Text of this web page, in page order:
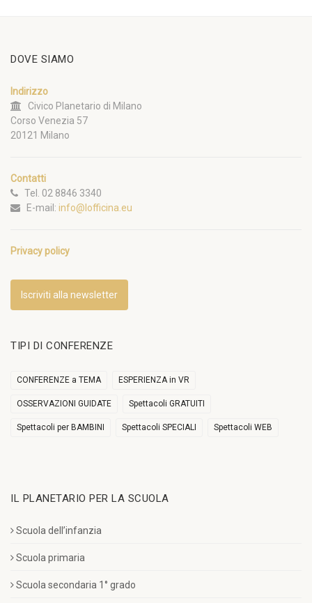
DOVE SIAMO
Indirizzo
Civico Planetario di Milano
Corso Venezia 57
20121 Milano
Contatti
Tel. 02 8846 3340
E-mail: info@lofficina.eu
Privacy policy
Iscriviti alla newsletter
TIPI DI CONFERENZE
CONFERENZE a TEMA ESPERIENZA in VR
OSSERVAZIONI GUIDATE Spettacoli GRATUITI
Spettacoli per BAMBINI Spettacoli SPECIALI Spettacoli WEB
IL PLANETARIO PER LA SCUOLA
Scuola dell’infanzia
Scuola primaria
Scuola secondaria 1° grado